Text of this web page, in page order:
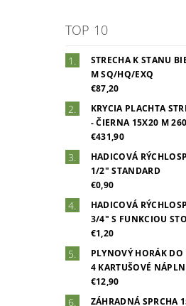
TOP 10
STRECHA K STANU
M SQ/HQ/EXQ
€87,20
KRYCIA PLACHTA
- ČIERNA 15X20 M
€431,90
HADICOVÁ
1/2" STANDARD
€0,90
HADICOVÁ
3/4" S FUNKCIOU
€1,20
PLYNOVÝ HORÁK DO
4 KARTUŠOVÉ
€12,90
ZÁHRADNÁ SPRCHA